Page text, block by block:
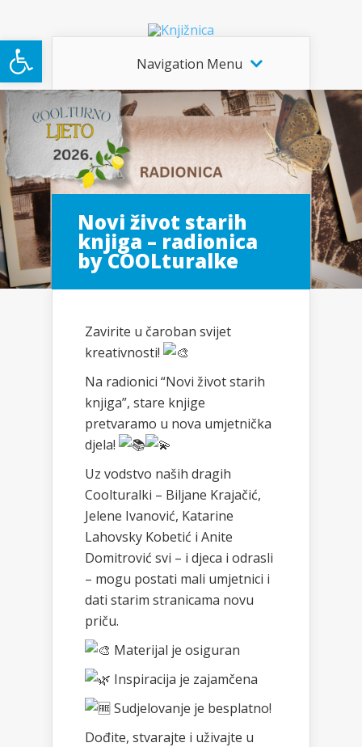
Open toolbar Navigation Menu
Novi život starih
knjiga – radionica
by COOLturalke
Zavirite u čaroban svijet
kreativnosti!
Na radionici “Novi život starih
knjiga”, stare knjige
pretvaramo u nova umjetnička
djela!
Uz vodstvo naših dragih
Coolturalki – Biljane Krajačić,
Jelene Ivanović, Katarine
Lahovsky Kobetić i Anite
Domitrović svi – i djeca i odrasli
– mogu postati mali umjetnici i
dati starim stranicama novu
priču.
Materijal je osiguran
Inspiracija je zajamčena
Sudjelovanje je besplatno!
Dođite, stvarajte i uživajte u